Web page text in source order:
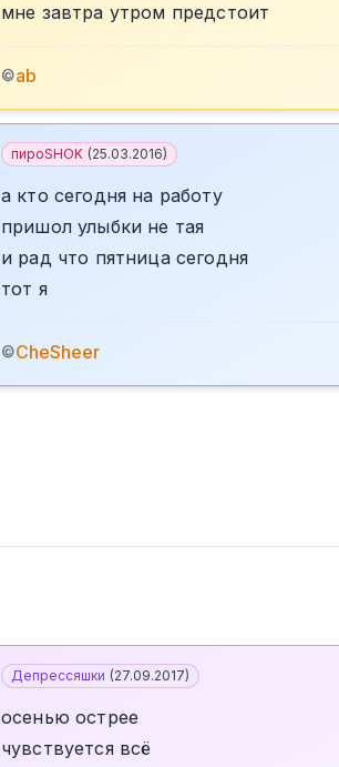
мне завтра утром предстоит
©ab
пироSHOK (25.03.2016)
а кто сегодня на работу
пришол улыбки не тая
и рад что пятница сегодня
тот я
©CheSheer
Депрессяшки (27.09.2017)
осенью острее
чувствуется всё